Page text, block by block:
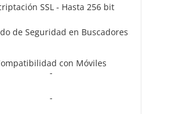
SSL - Hasta 256 bit
de Seguridad en Buscadores
con Móviles
-
-